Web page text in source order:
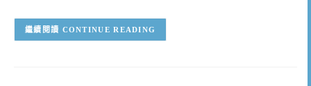
CONTINUE READING